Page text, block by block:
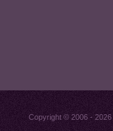
Copyright © 2006 - 2026